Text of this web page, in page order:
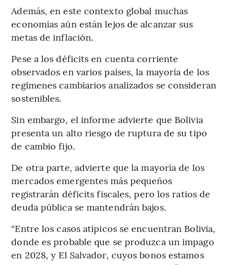
Además, en este contexto global muchas
economías aún están lejos de alcanzar sus
metas de inflación.
Pese a los déficits en cuenta corriente
observados en varios países, la mayoría de los
regímenes cambiarios analizados se consideran
sostenibles.
Sin embargo, el informe advierte que Bolivia
presenta un alto riesgo de ruptura de su tipo
de cambio fijo.
De otra parte, advierte que la mayoría de los
mercados emergentes más pequeños
registrarán déficits fiscales, pero los ratios de
deuda pública se mantendrán bajos.
“Entre los casos atípicos se encuentran Bolivia,
donde es probable que se produzca un impago
en 2028, y El Salvador, cuyos bonos estamos